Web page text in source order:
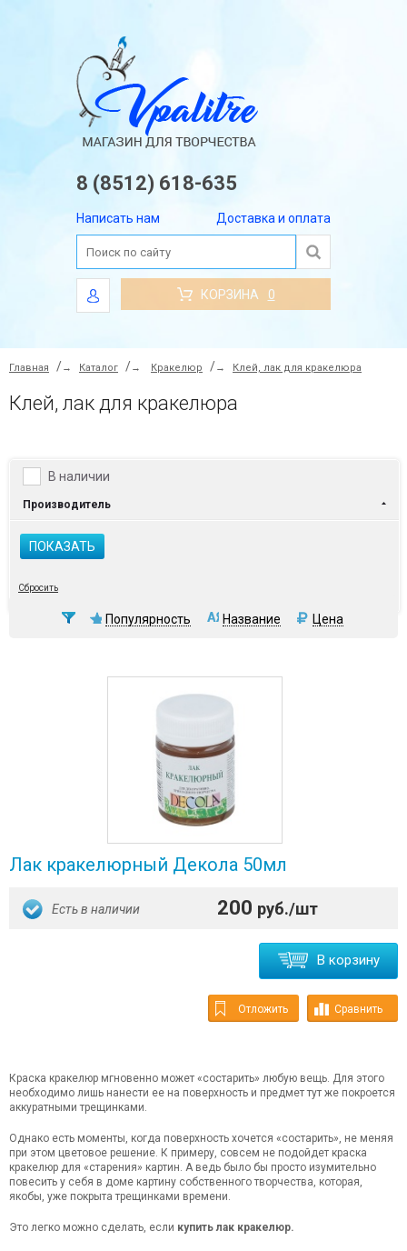
8 (8512) 618-635
Написать нам Доставка и оплата
КОРЗИНА 0
Главная → Каталог → Кракелюр → Клей, лак для кракелюра
Клей, лак для кракелюра
В наличии
Производитель
ПОКАЗАТЬ
Сбросить
Популярность Название Цена
Лак кракелюрный Декола 50мл
Есть в наличии 200 руб./шт
В корзину
Отложить Сравнить
Краска кракелюр мгновенно может «состарить» любую вещь. Для этого
необходимо лишь нанести ее на поверхность и предмет тут же покроется
аккуратными трещинками.
Однако есть моменты, когда поверхность хочется «состарить», не меняя
при этом цветовое решение. К примеру, совсем не подойдет краска
кракелюр для «старения» картин. А ведь было бы просто изумительно
повесить у себя в доме картину собственного творчества, которая,
якобы, уже покрыта трещинками времени.
Это легко можно сделать, если купить лак кракелюр.